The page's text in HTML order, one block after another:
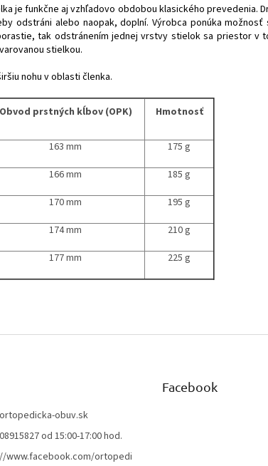
je funkčne aj vzhľadovo obdobou klasického
odstráni alebo naopak, doplní. Výrobca ponúka
tak odstránením jednej vrstvy stielok sa priestor
stielkou.
nohu v oblasti členka.
Obvod prstných kĺbov (OPK) Hmotnosť
163 mm
175 g
166 mm
185 g
170 mm
195 g
174 mm
210 g
177 mm
225 g
ortopedicka-obuv.sk
od 15:00-17:00 hod.
www.facebook.com/ortopedi
Facebook